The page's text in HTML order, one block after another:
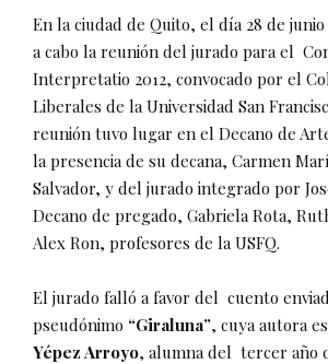
En la ciudad de Quito, el día 28 de junio
a cabo la reunión del jurado para el
Interpretatio 2012, convocado por el
Liberales de la Universidad San
reunión tuvo lugar en el Decano de
la presencia de su decana, Carmen
Salvador, y del jurado integrado por
Decano de pregado, Gabriela Rota,
Alex Ron, profesores de la USFQ.
El jurado falló a favor del cuento
pseudónimo “Giraluna”, cuya autora es
Yépez Arroyo, alumna del tercer año